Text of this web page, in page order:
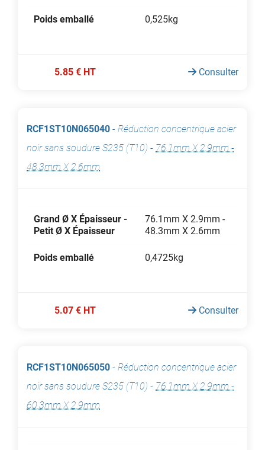
Poids emballé 0,525kg
5.85 € HT Consulter
RCF1ST10N065040 - Réduction concentrique acier
noir sans soudure S235 (T10) - 76.1mm X 2.9mm -
48.3mm X 2.6mm
Grand Ø X Épaisseur -
Petit Ø X Épaisseur
76.1mm X 2.9mm -
48.3mm X 2.6mm
Poids emballé 0,4725kg
5.07 € HT Consulter
RCF1ST10N065050 - Réduction concentrique acier
noir sans soudure S235 (T10) - 76.1mm X 2.9mm -
60.3mm X 2.9mm